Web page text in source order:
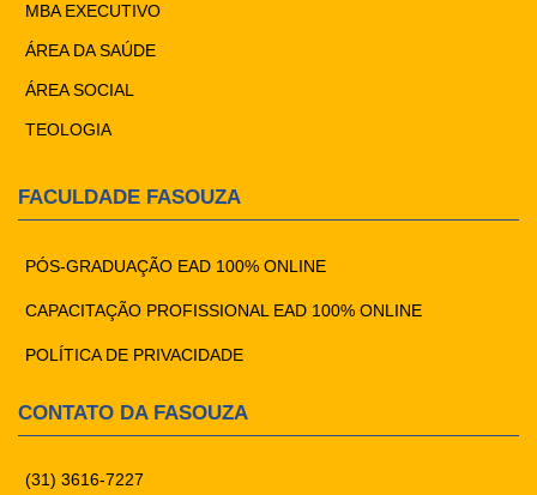
MBA EXECUTIVO
ÁREA DA SAÚDE
ÁREA SOCIAL
TEOLOGIA
FACULDADE FASOUZA
PÓS-GRADUAÇÃO EAD 100% ONLINE
CAPACITAÇÃO PROFISSIONAL EAD 100% ONLINE
POLÍTICA DE PRIVACIDADE
CONTATO DA FASOUZA
(31) 3616-7227